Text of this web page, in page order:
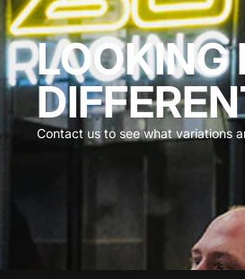
LOOKING
Contact us to see what variations